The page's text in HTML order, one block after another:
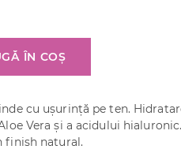
ÎN COȘ
cu ușurință pe ten.
Vera și a acidului
finish natural.